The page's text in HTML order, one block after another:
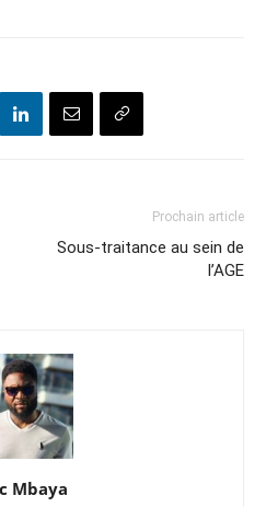
Prochain article
Sous-traitance au sein de
l’AGE
Mbaya